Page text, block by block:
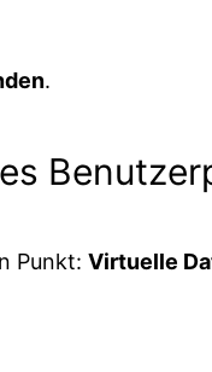
.
Punkt: Virtuelle